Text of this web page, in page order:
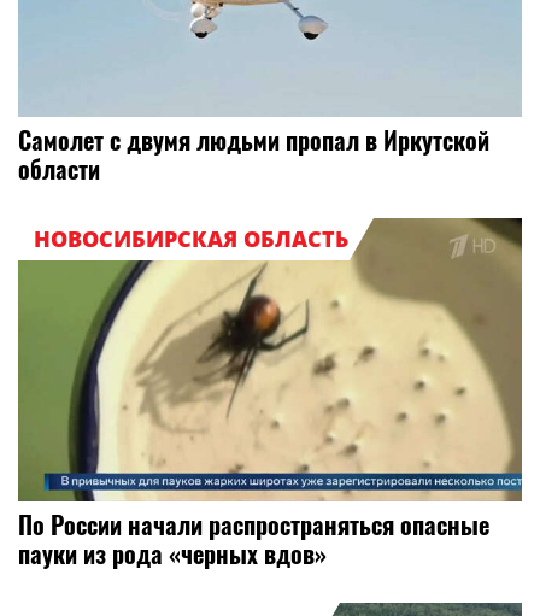
Самолет с двумя людьми пропал в Иркутской
области
НОВОСИБИРСКАЯ ОБЛАСТЬ
По России начали распространяться опасные
пауки из рода «черных вдов»